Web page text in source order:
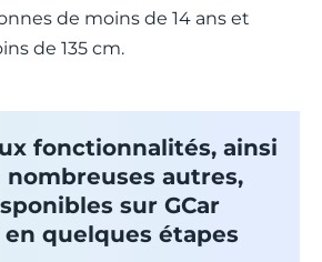
de moins de 14 ans et
de 135 cm.
fonctionnalités, ainsi
nombreuses autres,
sur GCar
en quelques étapes